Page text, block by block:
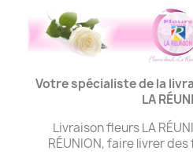
Votre spécialiste de la
LA
Livraison fleurs LA
RÉUNION, faire livrer des